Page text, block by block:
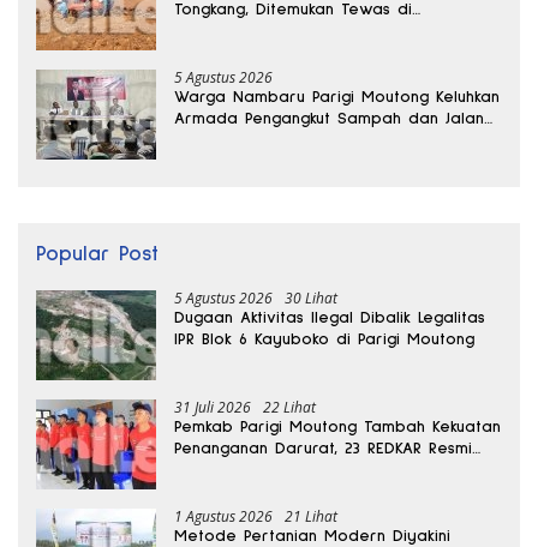
Tongkang, Ditemukan Tewas di
5 Agustus 2026
Warga Nambaru Parigi Moutong Keluhkan
Armada Pengangkut Sampah dan Jalan
Popular Post
5 Agustus 2026 30 Lihat
Dugaan Aktivitas Ilegal Dibalik Legalitas
IPR Blok 6 Kayuboko di Parigi Moutong
31 Juli 2026 22 Lihat
Pemkab Parigi Moutong Tambah Kekuatan
Penanganan Darurat, 23 REDKAR Resmi
1 Agustus 2026 21 Lihat
Metode Pertanian Modern Diyakini